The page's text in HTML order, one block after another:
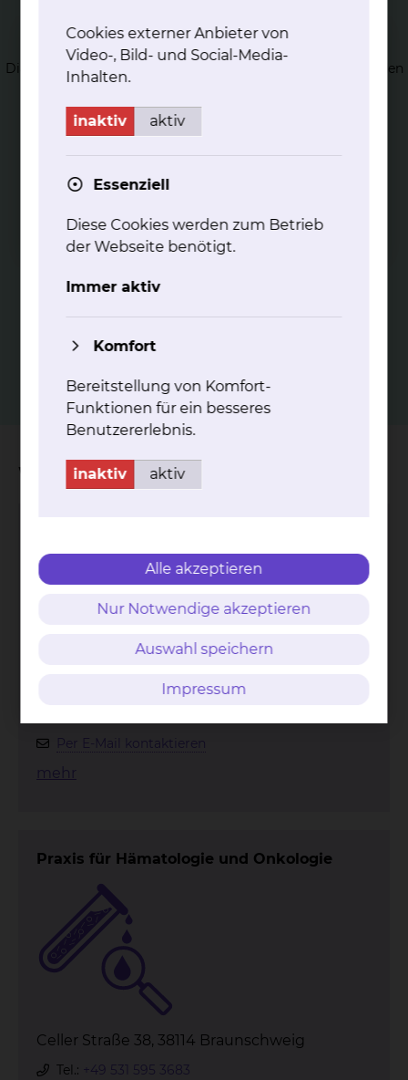
Hä­ma­to­lo­gi­sches La­bor
Das Hämatologische Labor bietet die gesamte spezielle
Diagnostik von hämatologischen Erkrankungen an. Es werden
täglich Blutbilder gemessen und differenziert.
mehr
Pal­lia­tiv-Me­di­zin in der Hä­ma­to­lo­gie
und On­ko­lo­gie
Wir beraten Sie gerne zu allen Fragen rund um die
Wichtige Kontakte
Per E-Mail kontaktieren
mehr
Praxis für Hämatologie und Onkologie
Celler Straße 38, 38114 Braunschweig
Tel.: +49 531 595 3683
Cookies externer Anbieter von
Video-, Bild- und Social-Media-
Inhalten.
inaktiv aktiv
Essenziell
Diese Cookies werden zum Betrieb
der Webseite benötigt.
Immer aktiv
Komfort
Bereitstellung von Komfort-
Funktionen für ein besseres
Benutzererlebnis.
inaktiv aktiv
Alle akzeptieren
Nur Notwendige akzeptieren
Auswahl speichern
Impressum